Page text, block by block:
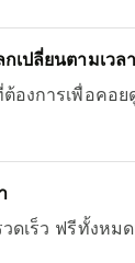
เปลี่ยนตามเวล
องการเพื่อคอย
ดเร็ว ฟรีทั้งห